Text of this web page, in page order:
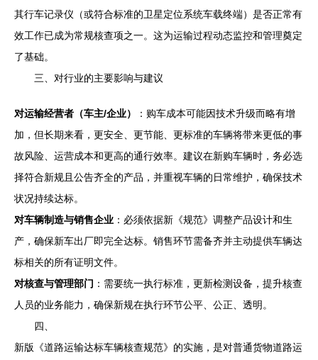
其行车记录仪（或符合标准的卫星定位系统车载终端）是否正常有
效工作已成为常规核查项之一。这为运输过程动态监控和管理奠定
了基础。
三、对行业的主要影响与建议
对运输经营者（车主/企业）
：购车成本可能因技术升级而略有增
加，但长期来看，更安全、更节能、更标准的车辆将带来更低的事
故风险、运营成本和更高的通行效率。建议在新购车辆时，务必选
择符合新规且公告齐全的产品，并重视车辆的日常维护，确保技术
状况持续达标。
对车辆制造与销售企业 ：必须依据新《规范》调整产品设计和生
产，确保新车出厂即完全达标。销售环节需备齐并主动提供车辆达
标相关的所有证明文件。
对核查与管理部门 ：需要统一执行标准，更新检测设备，提升核查
人员的业务能力，确保新规在执行环节公平、公正、透明。
四、
新版《道路运输达标车辆核查规范》的实施，是对普通货物道路运